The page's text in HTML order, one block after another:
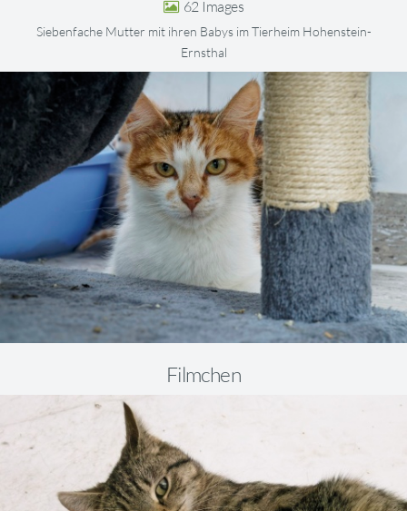
62
Siebenfache Mutter mit ihren Babys im Tierheim Hohenstein-
Ernsthal
Filmchen